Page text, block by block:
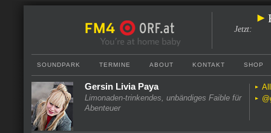
Jetzt:
SOUNDPARK TERMINE ABOUT KONTAKT SHOP
Gersin Livia Paya
Limonaden-trinkendes, unbändiges Faible für
Abenteuer